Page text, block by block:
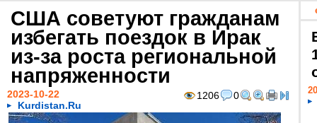
США советуют гражданам
избегать поездок в Ирак
из-за роста региональной
напряженности
1206 0
2023-10-22
Kurdistan.Ru